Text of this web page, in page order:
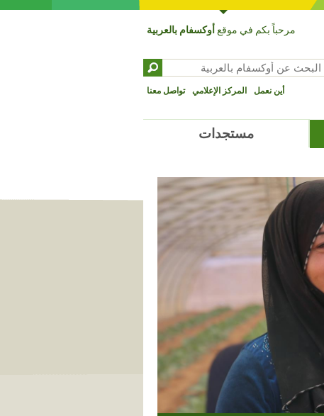
مرحباً بكم في موقع أوكسفام بالعربية
استمارة البحث
‏البحث عن ‏
أين نعمل المركز الإعلامي تواصل معنا
مستجدات